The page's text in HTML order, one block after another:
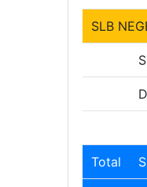
SLB
Total